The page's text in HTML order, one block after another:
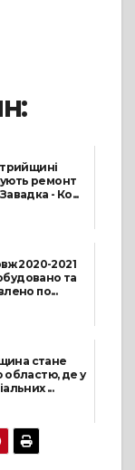
ремонт
- Ко...
2020-2021
та
по...
стане
областю, де у
...
2021